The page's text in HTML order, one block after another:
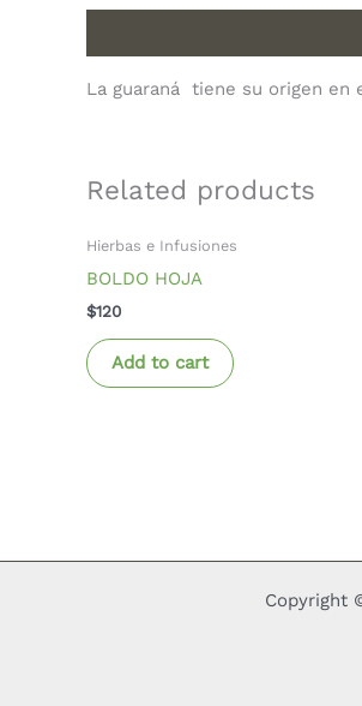
La guaraná tiene su origen en
Related products
Hierbas e Infusiones
BOLDO HOJA
$120
Add to cart
Copyright